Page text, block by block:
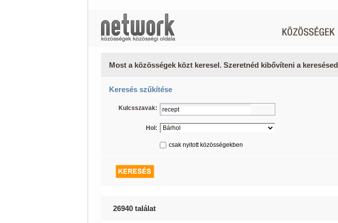
Most a közösségek közt keresel. Szeretnéd kibővíteni a keresésed
Keresés szűkítése
Kulcsszavak:
Hol:
csak nyitott közösségekben
26940 találat